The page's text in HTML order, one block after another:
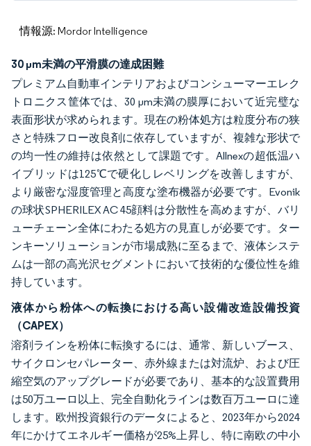
情報源: Mordor Intelligence
30 µm未満の平滑膜の達成困難
プレミアム自動車インテリアおよびコンシューマーエレク
トロニクス筐体では、30 µm未満の膜厚において近完璧な
表面形状が求められます。現在の粉体処方は粒度分布の狭
さと特殊フロー改良剤に依存していますが、複雑な形状で
の均一性の維持は依然として課題です。Allnexの超低温ハ
イブリッドは125℃で硬化しレベリングを改善しますが、
より厳密な湿度管理と高度な塗布機器が必要です。Evonik
の球状SPHERILEX AC 45顔料は分散性を高めますが、バリ
ューチェーン全体にわたる処方の見直しが必要です。ター
ンキーソリューションが市場成熟に至るまで、液体システ
ムは一部の高光沢セグメントにおいて技術的な優位性を維
持しています。
液体から粉体への転換における高い設備改造設備投資
（CAPEX）
溶剤ラインを粉体に転換するには、通常、新しいブース、
サイクロンセパレーター、赤外線または対流炉、および圧
縮空気のアップグレードが必要であり、基本的な設置費用
は50万ユーロ以上、完全自動化ラインは数百万ユーロに達
します。欧州投資銀行のデータによると、2023年から2024
年にかけてエネルギー価格が25%上昇し、特に南欧の中小